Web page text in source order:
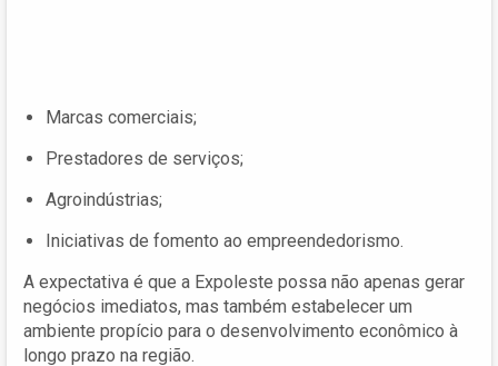
Marcas comerciais;
Prestadores de serviços;
Agroindústrias;
Iniciativas de fomento ao empreendedorismo.
A expectativa é que a Expoleste possa não apenas gerar
negócios imediatos, mas também estabelecer um
ambiente propício para o desenvolvimento econômico à
longo prazo na região.